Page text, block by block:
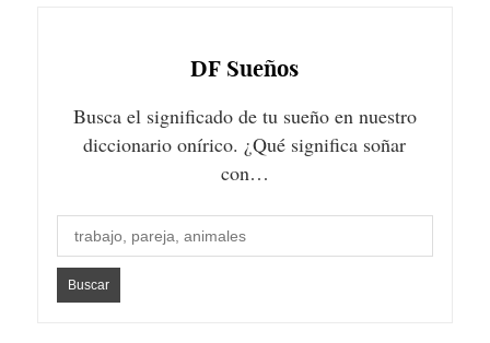
DF Sueños
Busca el significado de tu sueño en nuestro
diccionario onírico. ¿Qué significa soñar
con…